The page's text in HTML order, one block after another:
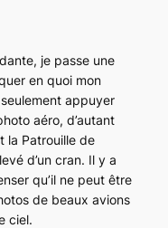
je passe une
en quoi mon
appuyer
aéro, d’autant
la Patrouille de
d’un cran. Il y a
qu’il ne peut être
de beaux avions
ciel.